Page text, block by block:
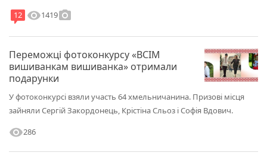
12 visibility1419photo_camera
Переможці фотоконкурсу «ВСІМ
вишиванкам вишиванка» отримали
подарунки
У фотоконкурсі взяли участь 64 хмельничанина. Призові місця
зайняли Сергій Закордонець, Крістіна Сльоз і Софія Вдович.
visibility286